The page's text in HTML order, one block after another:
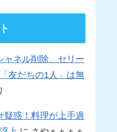
ャネル削除、セリー
友だちの1人」は無
疑惑！料理が上手過